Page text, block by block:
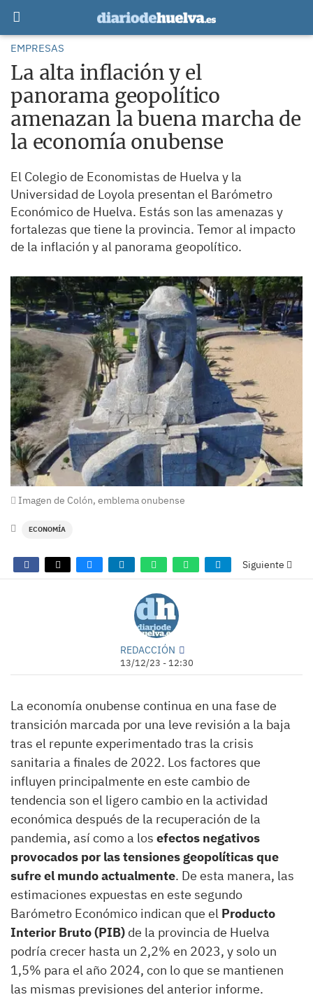
EMPRESAS
La alta inflación y el
panorama geopolítico
amenazan la buena marcha de
la economía onubense
El Colegio de Economistas de Huelva y la
Universidad de Loyola presentan el Barómetro
Económico de Huelva. Estás son las amenazas y
fortalezas que tiene la provincia. Temor al impacto
de la inflación y al panorama geopolítico.
Imagen de Colón, emblema onubense
ECONOMÍA
Siguiente
REDACCIÓN
13/12/23 - 12:30
La economía onubense continua en una fase de
transición marcada por una leve revisión a la baja
tras el repunte experimentado tras la crisis
sanitaria a finales de 2022. Los factores que
influyen principalmente en este cambio de
tendencia son el ligero cambio en la actividad
económica después de la recuperación de la
pandemia, así como a los efectos negativos
provocados por las tensiones geopolíticas que
sufre el mundo actualmente. De esta manera, las
estimaciones expuestas en este segundo
Barómetro Económico indican que el Producto
Interior Bruto (PIB) de la provincia de Huelva
podría crecer hasta un 2,2% en 2023, y solo un
1,5% para el año 2024, con lo que se mantienen
las mismas previsiones del anterior informe.